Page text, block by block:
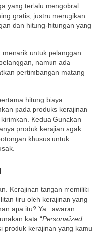
yang terlalu mengobral
gratis, justru merugikan
dan hitung-hitungan yang
menarik untuk pelanggan
namun ada
pertimbangan matang
hitung biaya
pada produks kerajinan
Kedua Gunakan
produk kerajian agak
khusus untuk
Kerajinan tangan memiliki
tiru oleh kerajinan yang
apa itu? Ya..tawaran
kata “Personalized
produk kerajinan yang kamu